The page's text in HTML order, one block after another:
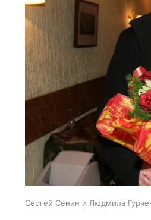
Сергей Сенин и Людмила